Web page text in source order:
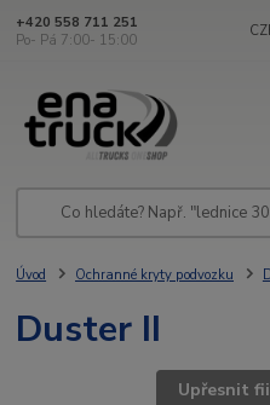
+420 558 711 251
Po- Pá 7:00- 15:00
Úvod Ochranné kryty podvozku
Duster II
Upřesnit